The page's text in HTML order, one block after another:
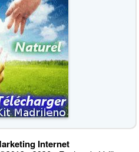
Internet